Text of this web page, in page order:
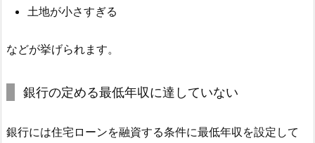
土地が小さすぎる
などが挙げられます。
銀行の定める最低年収に達していない
銀行には住宅ローンを融資する条件に最低年収を設定して